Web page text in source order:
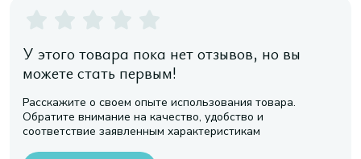
У этого товара пока нет отзывов, но вы
можете стать первым!
Расскажите о своем опыте использования товара.
Обратите внимание на качество, удобство и
соответствие заявленным характеристикам